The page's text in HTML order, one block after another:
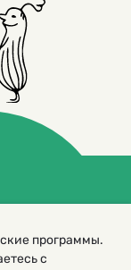
редакторов
программы.
с